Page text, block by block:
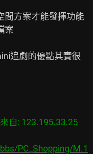
間方案才能發揮功能
追劇的優點其實很
自: 123.195.33.25
PC_Shopping/M.1